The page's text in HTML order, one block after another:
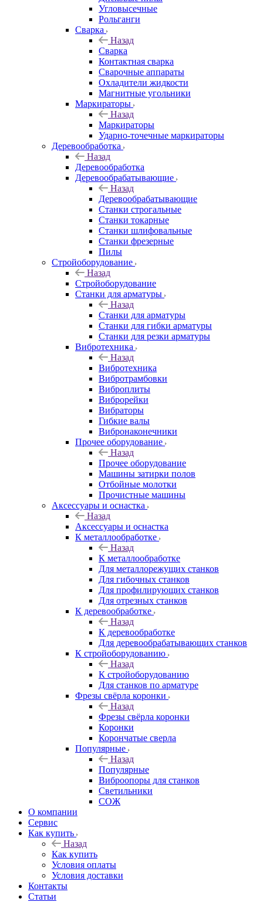
Угловысечные
Рольганги
Сварка
Назад
Сварка
Контактная сварка
Сварочные аппараты
Охладители жидкости
Магнитные угольники
Маркираторы
Назад
Маркираторы
Ударно-точечные маркираторы
Деревообработка
Назад
Деревообработка
Деревообрабатывающие
Назад
Деревообрабатывающие
Станки строгальные
Станки токарные
Станки шлифовальные
Станки фрезерные
Пилы
Стройоборудование
Назад
Стройоборудование
Станки для арматуры
Назад
Станки для арматуры
Станки для гибки арматуры
Станки для резки арматуры
Вибротехника
Назад
Вибротехника
Вибротрамбовки
Виброплиты
Виброрейки
Вибраторы
Гибкие валы
Вибронаконечники
Прочее оборудование
Назад
Прочее оборудование
Машины затирки полов
Отбойные молотки
Прочистные машины
Аксeccyapы и оснастка
Назад
Аксeccyapы и оснастка
К металлообработке
Назад
К металлообработке
Для металлорежущих станков
Для гибочных станков
Для профилирующих станков
Для отрезных станков
К деревообработке
Назад
К деревообработке
Для деревообрабатывающих станков
К стройоборудованию
Назад
К стройоборудованию
Для станков по арматуре
Фрезы свёрла коронки
Назад
Фрезы свёрла коронки
Коронки
Корончатые сверла
Популярные
Назад
Популярные
Виброопоры для станков
Светильники
СОЖ
О компании
Сервис
Как купить
Назад
Как купить
Условия оплаты
Условия доставки
Контакты
Статьи